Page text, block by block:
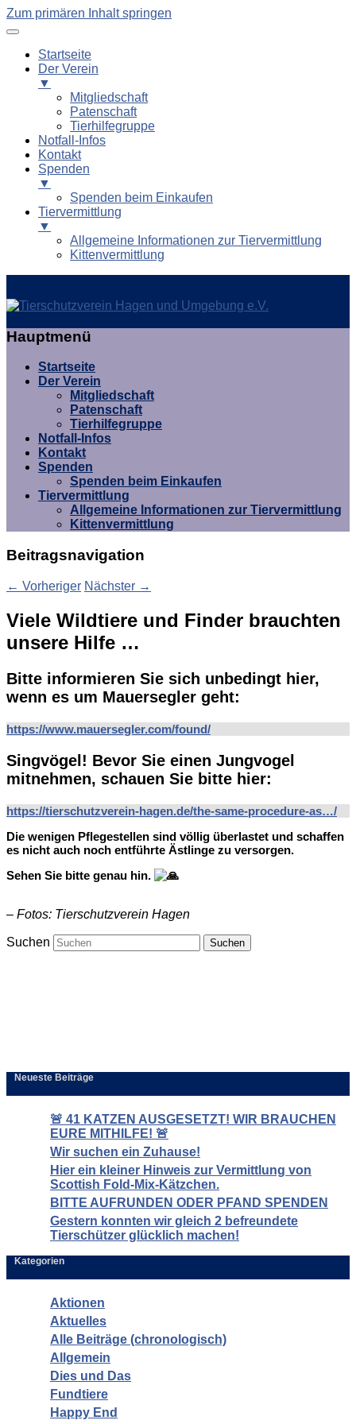
Zum primären Inhalt springen
Startseite
Der Verein
▼
Mitgliedschaft
Patenschaft
Tierhilfegruppe
Notfall-Infos
Kontakt
Spenden
▼
Spenden beim Einkaufen
Tiervermittlung
▼
Allgemeine Informationen zur Tiervermittlung
Kittenvermittlung
Tierschutzverein Hagen und
Umgebung e.V.
Hauptmenü
Startseite
Der Verein
Mitgliedschaft
Patenschaft
Tierhilfegruppe
Notfall-Infos
Kontakt
Spenden
Spenden beim Einkaufen
Tiervermittlung
Allgemeine Informationen zur Tiervermittlung
Kittenvermittlung
Beitragsnavigation
← Vorheriger Nächster →
Viele Wildtiere und Finder brauchten
unsere Hilfe …
Bitte informieren Sie sich unbedingt hier,
wenn es um Mauersegler geht:
https://www.mauersegler.com/found/
Singvögel! Bevor Sie einen Jungvogel
mitnehmen, schauen Sie bitte hier:
https://tierschutzverein-hagen.de/the-same-procedure-as…/
Die wenigen Pflegestellen sind völlig überlastet und schaffen
es nicht auch noch entführte Ästlinge zu versorgen.
Sehen Sie bitte genau hin.
– Fotos: Tierschutzverein Hagen
Suchen
Neueste Beiträge
🚨 41 KATZEN AUSGESETZT! WIR BRAUCHEN
EURE MITHILFE! 🚨
Wir suchen ein Zuhause!
Hier ein kleiner Hinweis zur Vermittlung von
Scottish Fold-Mix-Kätzchen.
BITTE AUFRUNDEN ODER PFAND SPENDEN
Gestern konnten wir gleich 2 befreundete
Tierschützer glücklich machen!
Kategorien
Aktionen
Aktuelles
Alle Beiträge (chronologisch)
Allgemein
Dies und Das
Fundtiere
Happy End